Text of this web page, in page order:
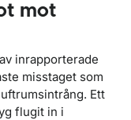
mot
inrapporterade
misstaget som
Ett
flugit in i